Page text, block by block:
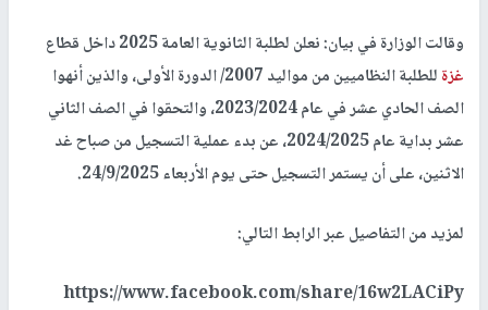
وقالت الوزارة في بيان: نعلن لطلبة الثانوية العامة 2025 داخل قطاع
غزة
للطلبة النظاميين من مواليد 2007/ الدورة الأولى، والذين أنهوا
الصف الحادي عشر في عام 2023/2024، والتحقوا في الصف الثاني
عشر بداية عام 2024/2025، عن بدء عملية التسجيل من صباح غد
الاثنين، على أن يستمر التسجيل حتى يوم الأربعاء 24/9/2025.
لمزيد من التفاصيل عبر الرابط التالي:
https://www.facebook.com/share/16w2LACiPy